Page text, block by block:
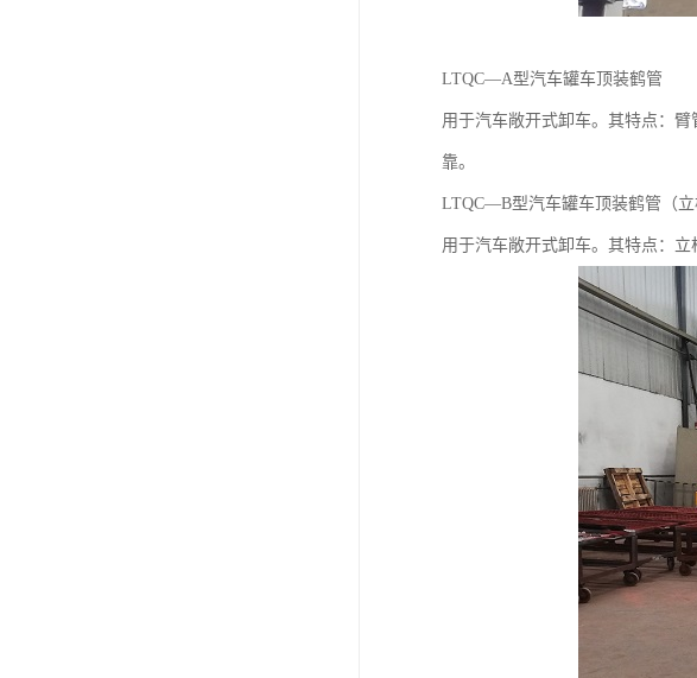
LTQC—A型汽车罐车顶装鹤管
用于汽车敞开式卸车。其特点：
靠。
LTQC—B型汽车罐车顶装鹤管（立
用于汽车敞开式卸车。其特点：